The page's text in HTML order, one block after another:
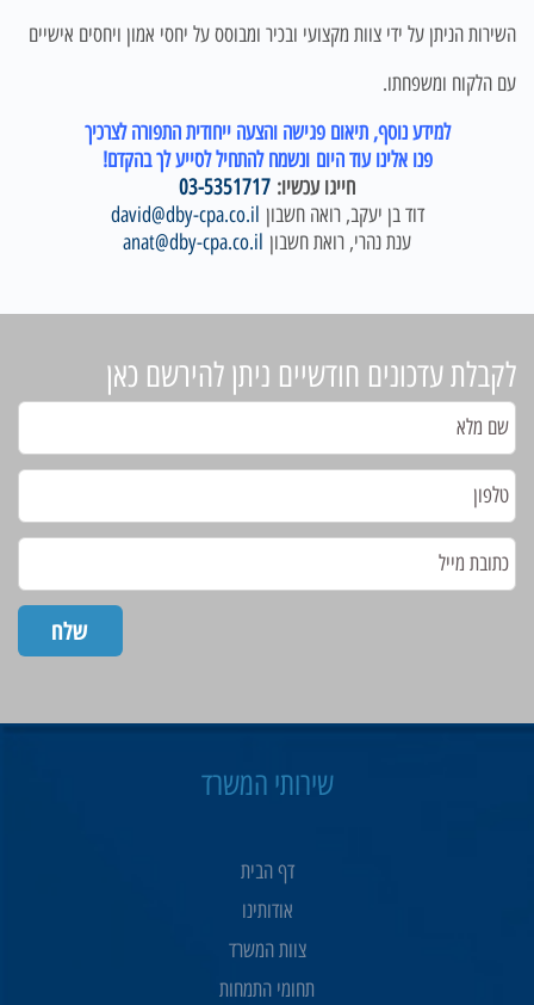
השירות הניתן על ידי צוות מקצועי ובכיר ומבוסס על יחסי אמון ויחסים אישיים
עם הלקוח ומשפחתו.
למידע נוסף, תיאום פגישה והצעה ייחודית התפורה לצרכיך
פנו אלינו עוד היום ונשמח להתחיל לסייע לך בהקדם!
חייגו עכשיו: 03-5351717
דוד בן יעקב, רואה חשבון david@dby-cpa.co.il
ענת נהרי, רואת חשבון anat@dby-cpa.co.il
לקבלת עדכונים חודשיים ניתן להירשם כאן
שירותי המשרד
דף הבית
אודותינו
צוות המשרד
תחומי התמחות